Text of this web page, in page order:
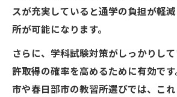
スが充実していると通学の負担が軽
所が可能になります。
さらに、学科試験対策がしっかりし
許取得の確率を高めるために有効で
市や春日部市の教習所選びでは、こ